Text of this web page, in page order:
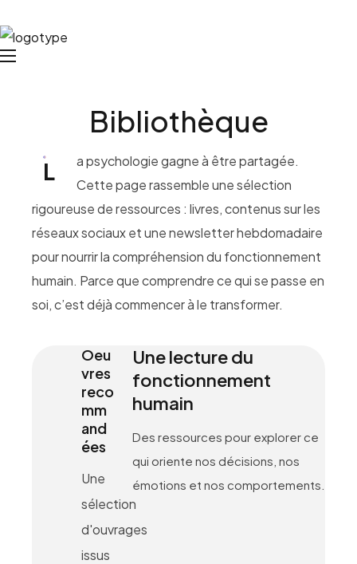
Bibliothèque
L
a psychologie gagne à être partagée.
Cette page rassemble une sélection
rigoureuse de ressources : livres, contenus sur les
réseaux sociaux et une newsletter hebdomadaire
pour nourrir la compréhension du fonctionnement
humain. Parce que comprendre ce qui se passe en
soi, c’est déjà commencer à le transformer.
Oeu
vres
reco
mm
and
ées
Une
sélection
d'ouvrages
issus
Une lecture du
fonctionnement
humain
Des ressources pour explorer ce
qui oriente nos décisions, nos
émotions et nos comportements.